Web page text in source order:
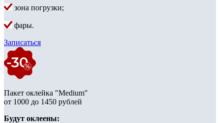
зона погрузки;
фары.
Записаться
Пакет оклейка "Medium"
от 1000 до 1450 рублей
Будут оклеены: